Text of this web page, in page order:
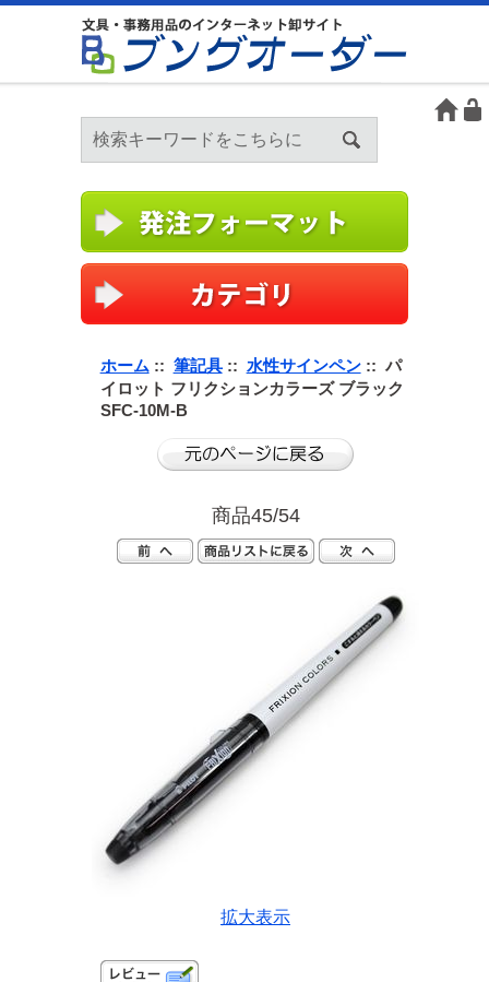
ホーム :: 筆記具:: 水性サインペン:: パ
イロット フリクションカラーズ ブラック
SFC-10M-B
商品45/54
拡大表示